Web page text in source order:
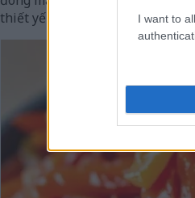
I want to
thiết yếu này một cách ngon